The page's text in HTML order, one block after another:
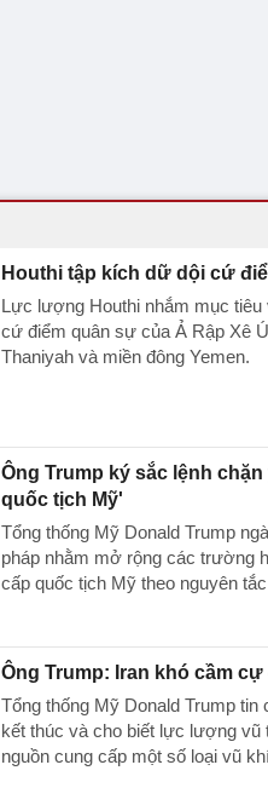
Houthi tập kích dữ dội cứ
Lực lượng Houthi nhắm mục
cứ điểm quân sự của Ả Rập Xê
Thaniyah và miền đông Yemen.
Ông Trump ký sắc lệnh
quốc tịch Mỹ'
Tổng thống Mỹ Donald Trump
pháp nhằm mở rộng các trường
cấp quốc tịch Mỹ theo nguyên
Ông Trump: Iran khó cầm
Tổng thống Mỹ Donald Trump
kết thúc và cho biết lực lượng vũ
nguồn cung cấp một số loại vũ